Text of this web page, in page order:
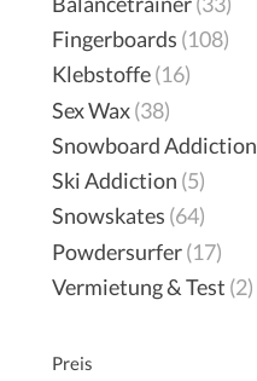
Fingerboards (108)
Klebstoffe(16)
Sex Wax(38)
Snowboard Addiction
Ski Addiction (5)
Snowskates (64)
Powdersurfer(17)
Vermietung & Test (2)
Preis